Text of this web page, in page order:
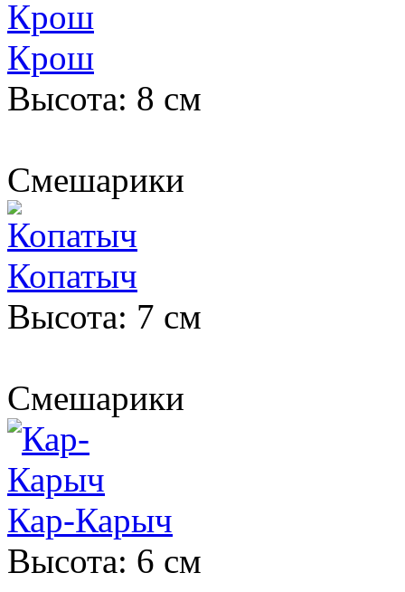
Крош
Высота: 8 см
Смешарики
Копатыч
Высота: 7 см
Смешарики
Кар-Карыч
Высота: 6 см